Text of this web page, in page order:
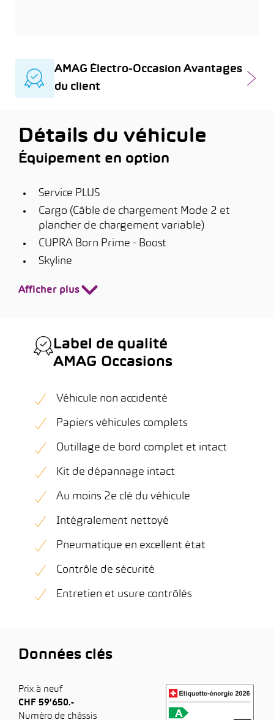
AMAG Électro-Occasion Avantages
du client
Détails du véhicule
Équipement en option
Service PLUS
Cargo (Câble de chargement Mode 2 et
plancher de chargement variable)
CUPRA Born Prime - Boost
Skyline
Afficher plus
Label de qualité
AMAG Occasions
Véhicule non accidenté
Papiers véhicules complets
Outillage de bord complet et intact
Kit de dépannage intact
Au moins 2e clé du véhicule
Intégralement nettoyé
Pneumatique en excellent état
Contrôle de sécurité
Entretien et usure contrôlés
Données clés
Prix à neuf
CHF 59’650.-
Numéro de châssis